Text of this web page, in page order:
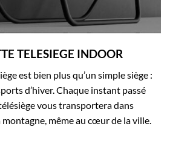
TELESIEGE INDOOR
est bien plus qu’un simple siège :
d’hiver. Chaque instant passé
vous transportera dans
montagne, même au cœur de la ville.